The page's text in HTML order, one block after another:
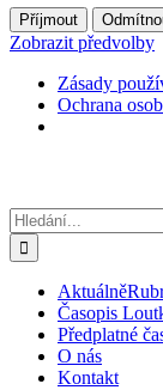
Příjmout
Zobrazit předvolby
Zásady
Ochrana
obsah
Hledat:
Aktuálně
Časopis
Předplatné
O nás
Kontakt